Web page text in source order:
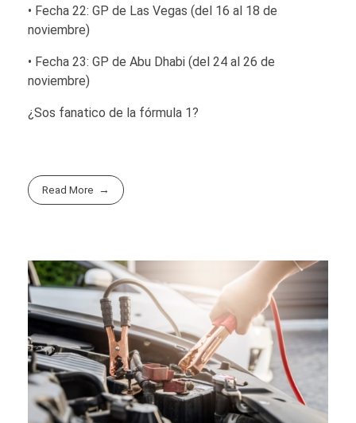
• Fecha 22: GP de Las Vegas (del 16 al 18 de
noviembre)
• Fecha 23: GP de Abu Dhabi (del 24 al 26 de
noviembre)
¿Sos fanatico de la fórmula 1?
Read More